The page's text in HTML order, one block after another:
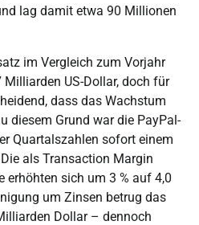
lag damit etwa 90 Millionen
im Vergleich zum Vorjahr
US-Dollar, doch für
dass das Wachstum
diesem Grund war die PayPal-
Quartalszahlen sofort einem
als Transaction Margin
erhöhten sich um 3 % auf 4,0
um Zinsen betrug das
Dollar – dennoch